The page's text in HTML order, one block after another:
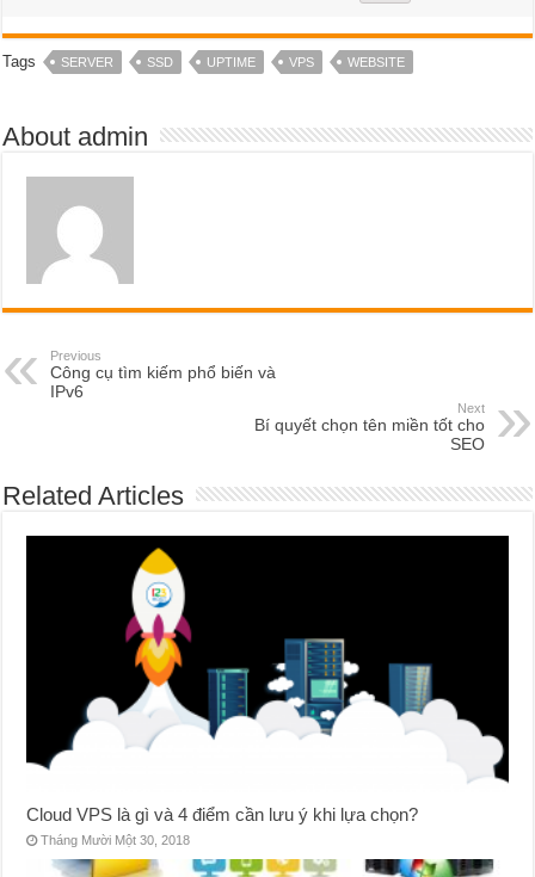
Tags SERVER SSD UPTIME VPS WEBSITE
About admin
Previous
Công cụ tìm kiếm phổ biến và
IPv6
Next
Bí quyết chọn tên miền tốt cho
SEO
Related Articles
Cloud VPS là gì và 4 điểm cần lưu ý khi lựa chọn?
Tháng Mười Một 30, 2018